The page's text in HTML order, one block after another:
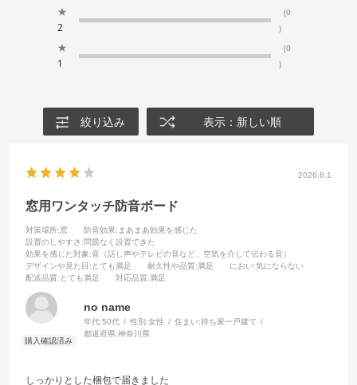
★
2
(0
)
★
1
(0
)
絞り込み 表示：新しい順
2026.6.1
窓用ワンタッチ防音ボード
対策場所:窓 防音効果:まあまあ効果を感じた
設置のしやすさ :問題なく設置できた
効果を感じた対象:音（話し声やテレビの音など、空気を介して伝わる音）
デザインや見た目 :とても満足 耐久性や品質:満足 におい:気にならない
配送品質:とても満足 対応品質:満足
no name
年代:50代 性別:女性 住まい:持ち家一戸建て
都道府県:神奈川県
しっかりとした梱包で届きました